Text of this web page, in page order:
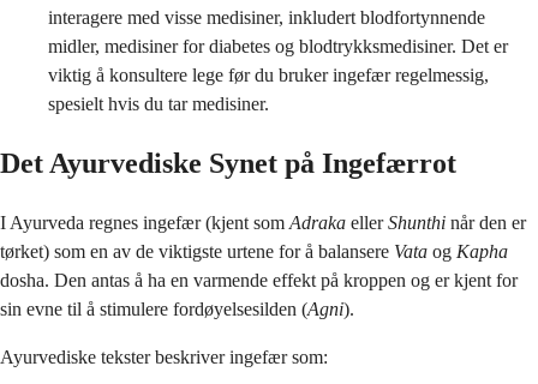
interagere med visse medisiner, inkludert blodfortynnende
midler, medisiner for diabetes og blodtrykksmedisiner. Det er
viktig å konsultere lege før du bruker ingefær regelmessig,
spesielt hvis du tar medisiner.
Det Ayurvediske Synet på Ingefærrot
I Ayurveda regnes ingefær (kjent som Adraka ellerShunthi når den er
tørket) som en av de viktigste urtene for å balansere Vata og Kapha
dosha. Den antas å ha en varmende effekt på kroppen og er kjent for
sin evne til å stimulere fordøyelsesilden (Agni).
Ayurvediske tekster beskriver ingefær som: